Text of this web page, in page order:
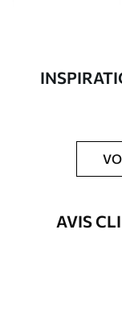
MatériauxAVIS